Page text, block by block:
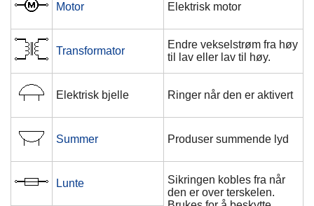
Motor Elektrisk motor
Transformator
Endre vekselstrøm fra høy
til lav eller lav til høy.
Elektrisk bjelle Ringer når den er aktivert
Summer Produser summende lyd
Lunte
Sikringen kobles fra når
den er over terskelen.